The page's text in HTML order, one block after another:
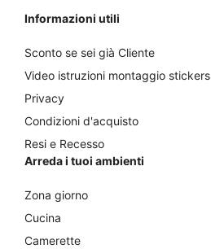
Informazioni utili
Sconto se sei già Cliente
Video istruzioni montaggio stickers
Privacy
Condizioni d'acquisto
Resi e Recesso
Arreda i tuoi ambienti
Zona giorno
Cucina
Camerette